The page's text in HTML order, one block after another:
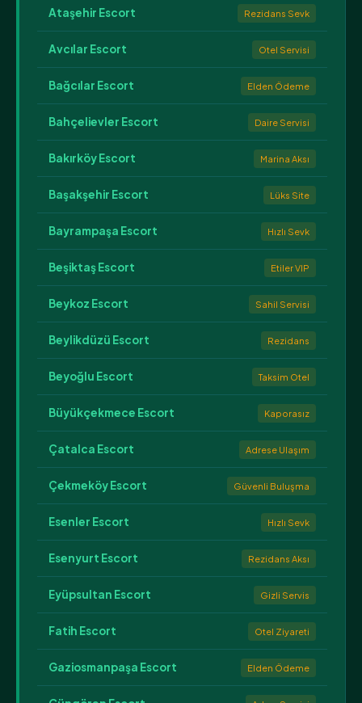
Ataşehir Escort Rezidans Sevk
Avcılar Escort Otel Servisi
Bağcılar Escort Elden Ödeme
Bahçelievler Escort Daire Servisi
Bakırköy Escort Marina Aksı
Başakşehir Escort Lüks Site
Bayrampaşa Escort Hızlı Sevk
Beşiktaş Escort Etiler VIP
Beykoz Escort Sahil Servisi
Beylikdüzü Escort Rezidans
Beyoğlu Escort Taksim Otel
Büyükçekmece Escort Kaporasız
Çatalca Escort Adrese Ulaşım
Çekmeköy Escort Güvenli Buluşma
Esenler Escort Hızlı Sevk
Esenyurt Escort Rezidans Aksı
Eyüpsultan Escort Gizli Servis
Fatih Escort Otel Ziyareti
Gaziosmanpaşa Escort Elden Ödeme